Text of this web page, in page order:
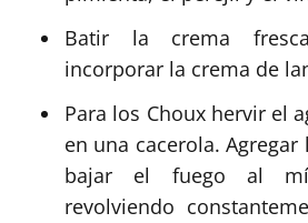
Batir la crema
incorporar la crema de
Para los Choux hervir el
en una cacerola.
bajar el fuego al
revolviendo